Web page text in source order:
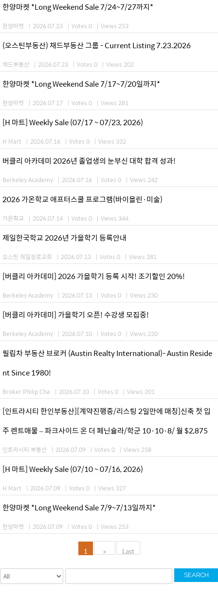
한양마켓 *Long Weekend Sale 7/24~7/27까지*
한양마켓 | 2026.07.23 | Votes 0 | Views 253
(오스틴부동산) 채드부동산 그룹 - Current Listing 7.23.2026
채드부동산 | 2026.07.23 | Votes 0 | Views 202
한양마켓 *Long Weekend Sale 7/17~7/20일까지*
한양마켓 | 2026.07.17 | Votes 0 | Views 281
[H 마트] Weekly Sale (07/17 ~ 07/23, 2026)
H Mart | 2026.07.16 | Votes 0 | Views 332
버클리 아카데미 2026년 졸업생의 눈부신 대학 합격 성과!
Berkeley Academy | 2026.07.16 | Votes 0 | Views 242
2026 가온학교 애프터스쿨 프로그램(바이올린·미술)
가온학교 | 2026.07.14 | Votes 0 | Views 344
제일한국학교 2026년 가을학기 등록안내
오스틴 제일장로교회 | 2026.07.13 | Votes 0 | Views 281
[버클리 아카데미] 2026 가을학기 등록 시작! 조기할인 20%!
Berkeley Academy | 2026.07.13 | Votes 0 | Views 230
[버클리 아카데미] 가을학기 오픈! 수강생 모집중!
Berkeley Academy | 2026.07.10 | Votes 0 | Views 220
필립차 부동산 브로커 (Austin Realty International)- Austin Reside
nt Since 1980!
Broker Philip Cha | 2026.07.10 | Votes 0 | Views 201
[인트라시티 한인부동산][계약진행중/리스팅 2일만에 매칭]신축 첫 입
주 렌트매물 – 파크사이드 온 더 페닌슐라/학군 10·10·8/ 월 $2,875
인트라시티 부동산 | 2026.07.09 | Votes 0 | Views 258
[H 마트] Weekly Sale (07/10 ~ 07/16, 2026)
H Mart | 2026.07.09 | Votes 0 | Views 327
한양마켓 *Long Weekend Sale 7/9~7/13일까지*
한양마켓 | 2026.07.09 | Votes 0 | Views 253
1 » Last
SEARCH